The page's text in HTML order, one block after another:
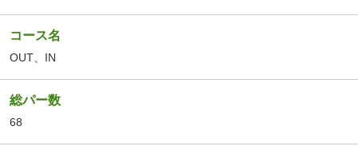
コース名
OUT IN
総パー数
68